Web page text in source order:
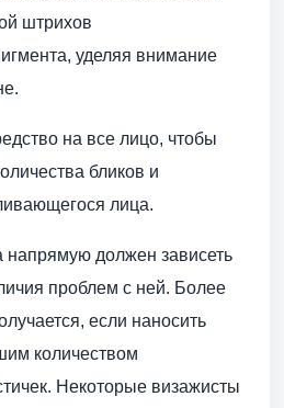
штрихов
уделяя внимание
на все лицо, чтобы
бликов и
лица.
напрямую должен зависеть
проблем с ней. Более
если наносить
количеством
Некоторые визажисты